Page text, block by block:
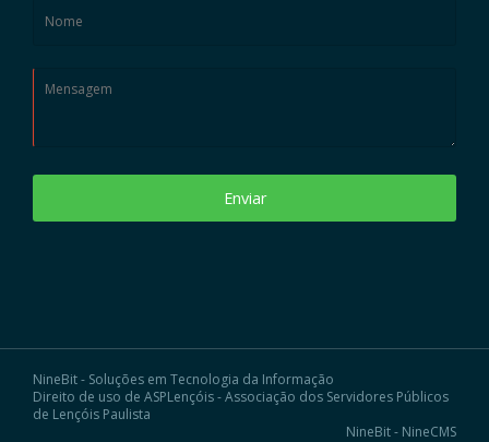
Enviar
NineBit - Soluções em Tecnologia da Informação
Direito de uso de ASPLençóis - Associação dos Servidores Públicos
de Lençóis Paulista
NineBit - NineCMS